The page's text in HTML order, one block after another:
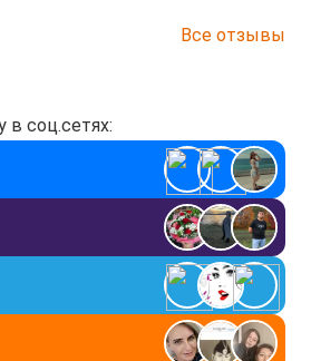
Все отзывы
в соц.сетях: